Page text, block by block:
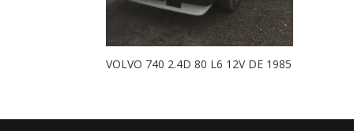
VOLVO 740 2.4D 80 L6 12V DE 1985